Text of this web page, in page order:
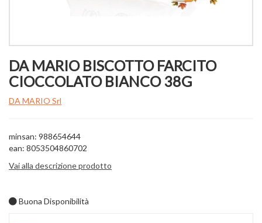
DA MARIO BISCOTTO FARCITO
CIOCCOLATO BIANCO 38G
DA MARIO Srl
minsan: 988654644
ean: 8053504860702
Vai alla descrizione prodotto
Buona Disponibilità